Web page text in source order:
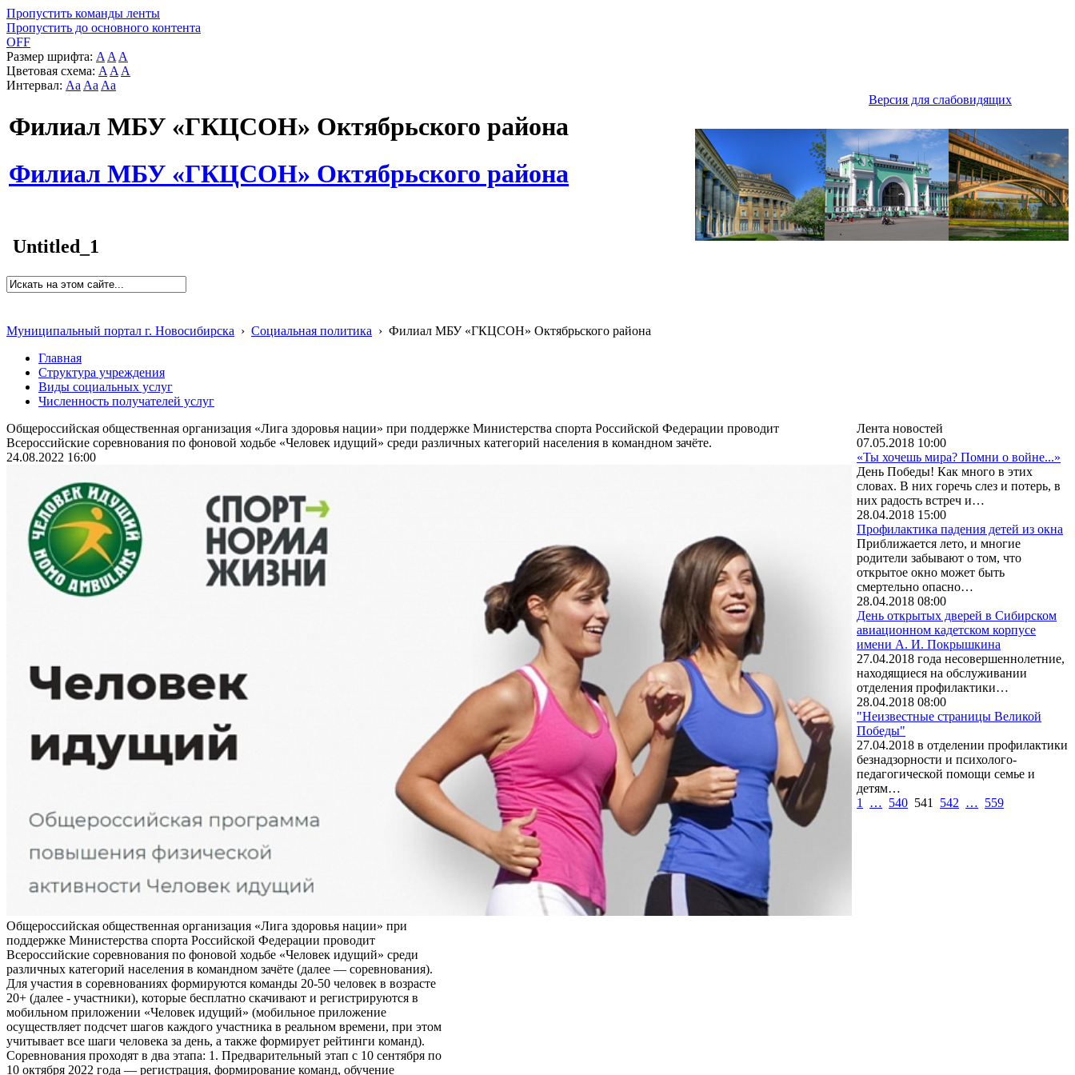
Пропустить команды ленты
Пропустить до основного контента
OFF
Размер шрифта: A A A
Цветовая схема: A A A
Интервал: Aa Aa Aa
Версия для слабовидящих
Филиал МБУ «ГКЦСОН» Октябрьского района
Филиал МБУ «ГКЦСОН» Октябрьского района
Untitled_1
Муниципальный портал г. Новосибирска › Социальная политика › Филиал МБУ «ГКЦСОН» Октябрьского района
Главная
Структура учреждения
Виды социальных услуг
Численность получателей услуг
Общероссийская общественная организация «Лига здоровья нации» при поддержке Министерства спорта Российской Федерации проводит
Всероссийские соревнования по фоновой ходьбе «Человек идущий» среди различных категорий населения в командном зачёте.
24.08.2022 16:00
Общероссийская общественная организация «Лига здоровья нации» при
поддержке Министерства спорта Российской Федерации проводит
Всероссийские соревнования по фоновой ходьбе «Человек идущий» среди
различных категорий населения в командном зачёте (далее — соревнования).
Для участия в соревнованиях формируются команды 20-50 человек в возрасте
20+ (далее - участники), которые бесплатно скачивают и регистрируются в
мобильном приложении «Человек идущий» (мобильное приложение
осуществляет подсчет шагов каждого участника в реальном времени, при этом
учитывает все шаги человека за день, а также формирует рейтинги команд).
Соревнования проходят в два этапа: 1. Предварительный этап с 10 сентября по
10 октября 2022 года — регистрация, формирование команд, обучение
Лента новостей
07.05.2018 10:00
«Ты хочешь мира? Помни о войне...»
День Победы! Как много в этих
словах. В них горечь слез и потерь, в
них радость встреч и…
28.04.2018 15:00
Профилактика падения детей из окна
Приближается лето, и многие
родители забывают о том, что
открытое окно может быть
смертельно опасно…
28.04.2018 08:00
День открытых дверей в Сибирском
авиационном кадетском корпусе
имени А. И. Покрышкина
27.04.2018 года несовершеннолетние,
находящиеся на обслуживании
отделения профилактики…
28.04.2018 08:00
"Неизвестные страницы Великой
Победы"
27.04.2018 в отделении профилактики
безнадзорности и психолого-
педагогической помощи семье и
детям…
1
… 540 541 542 … 559